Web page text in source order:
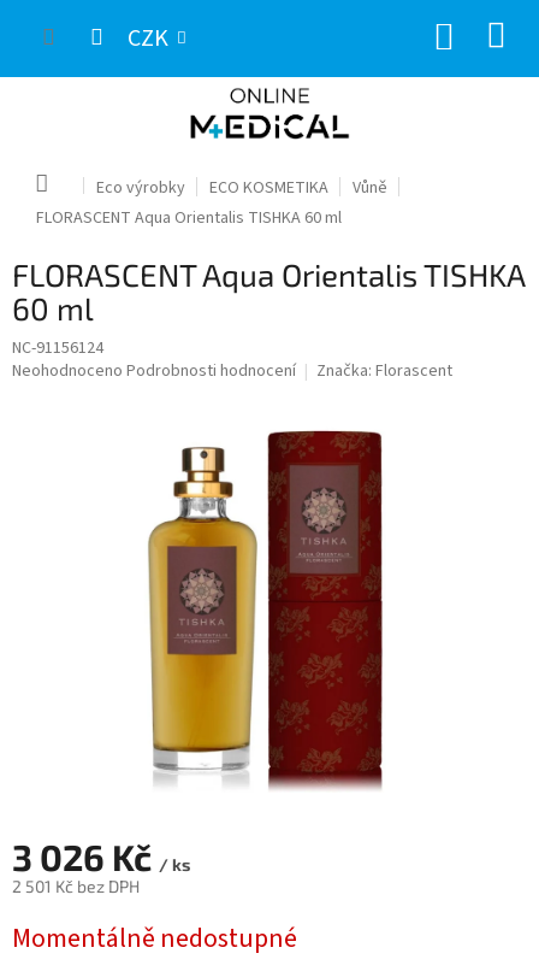
CZK
Domů Eco výrobky ECO KOSMETIKA
Vůně
FLORASCENT Aqua Orientalis TISHKA 60 ml
FLORASCENT Aqua Orientalis TISHKA
60 ml
NC-91156124
Průměrné
Neohodnoceno Podrobnosti hodnocení Značka: Florascent
3 026 Kč / ks
2 501 Kč bez DPH
cena:
Momentálně nedostupné